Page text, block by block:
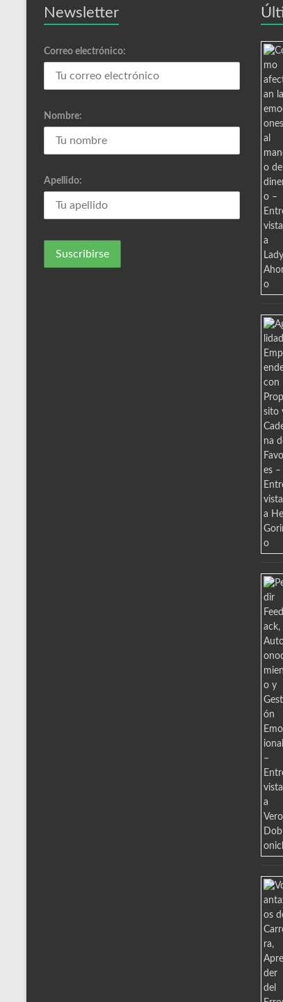
Newsletter
Correo electrónico:
Nombre:
Apellido: